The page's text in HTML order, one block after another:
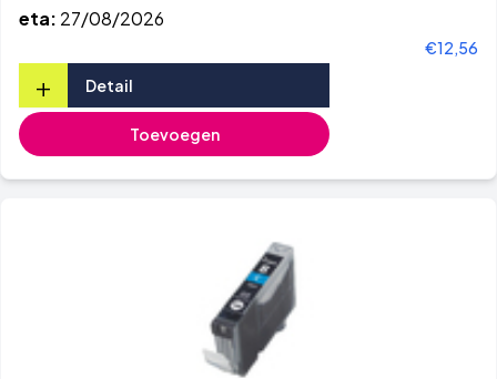
eta: 27/08/2026
€12,56
+ Detail
Toevoegen